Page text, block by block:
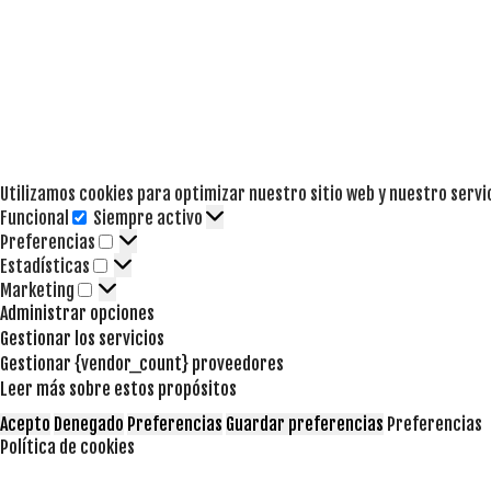
Utilizamos cookies para optimizar nuestro sitio web y nuestro
Funcional
Funcional
Siempre activo
Preferencias
Preferencias
Estadísticas Estadísticas
Marketing Marketing
Administrar opciones
Gestionar los servicios
Gestionar {vendor_count} proveedores
Leer más sobre estos propósitos
Acepto Denegado Preferencias Guardar preferencias Preferencias
Política de cookies